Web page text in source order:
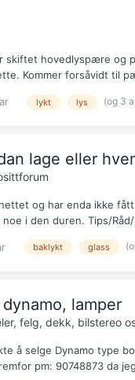
skiftet hovedlyspære og
Kommer forsåvidt til
lykt lys (og 3
lage eller
og har enda ikke
i den duren. Tips/
baklykt glass
lamper
felg, dekk, bilstereo
å selge Dynamo type
pm: 90748873 da